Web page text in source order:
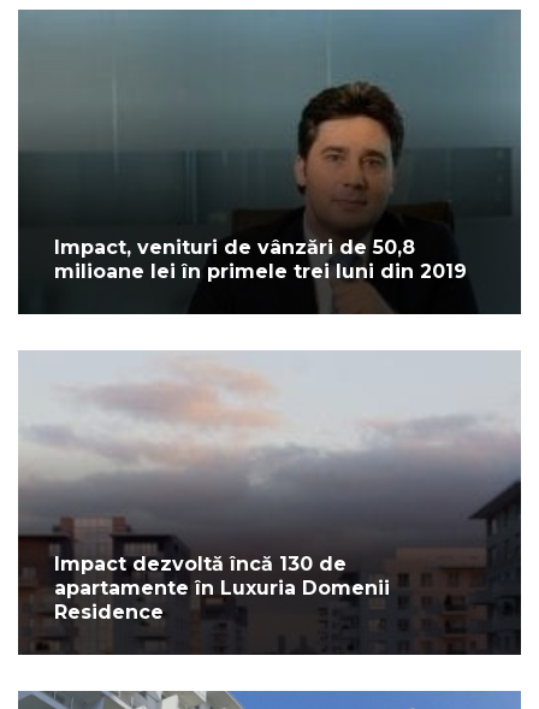
Impact, venituri de vânzări de 50,8
milioane lei în primele trei luni din 2019
Impact dezvoltă încă 130 de
apartamente în Luxuria Domenii
Residence